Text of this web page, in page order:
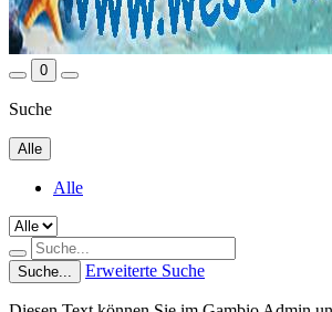
0
Suche
Alle
Alle
Suche... Erweiterte Suche